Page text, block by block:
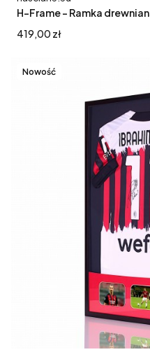
H-Frame - Ramka
Cena
419,00 zł
Nowość